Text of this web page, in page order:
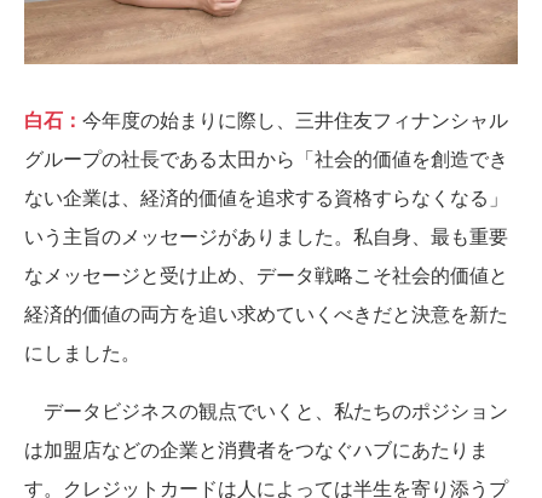
白石： 今年度の始まりに際し、三井住友フィナンシャル
グループの社長である太田から「社会的価値を創造でき
ない企業は、経済的価値を追求する資格すらなくなる」
いう主旨のメッセージがありました。私自身、最も重要
なメッセージと受け止め、データ戦略こそ社会的価値と
経済的価値の両方を追い求めていくべきだと決意を新た
にしました。
データビジネスの観点でいくと、私たちのポジション
は加盟店などの企業と消費者をつなぐハブにあたりま
す。クレジットカードは人によっては半生を寄り添うプ